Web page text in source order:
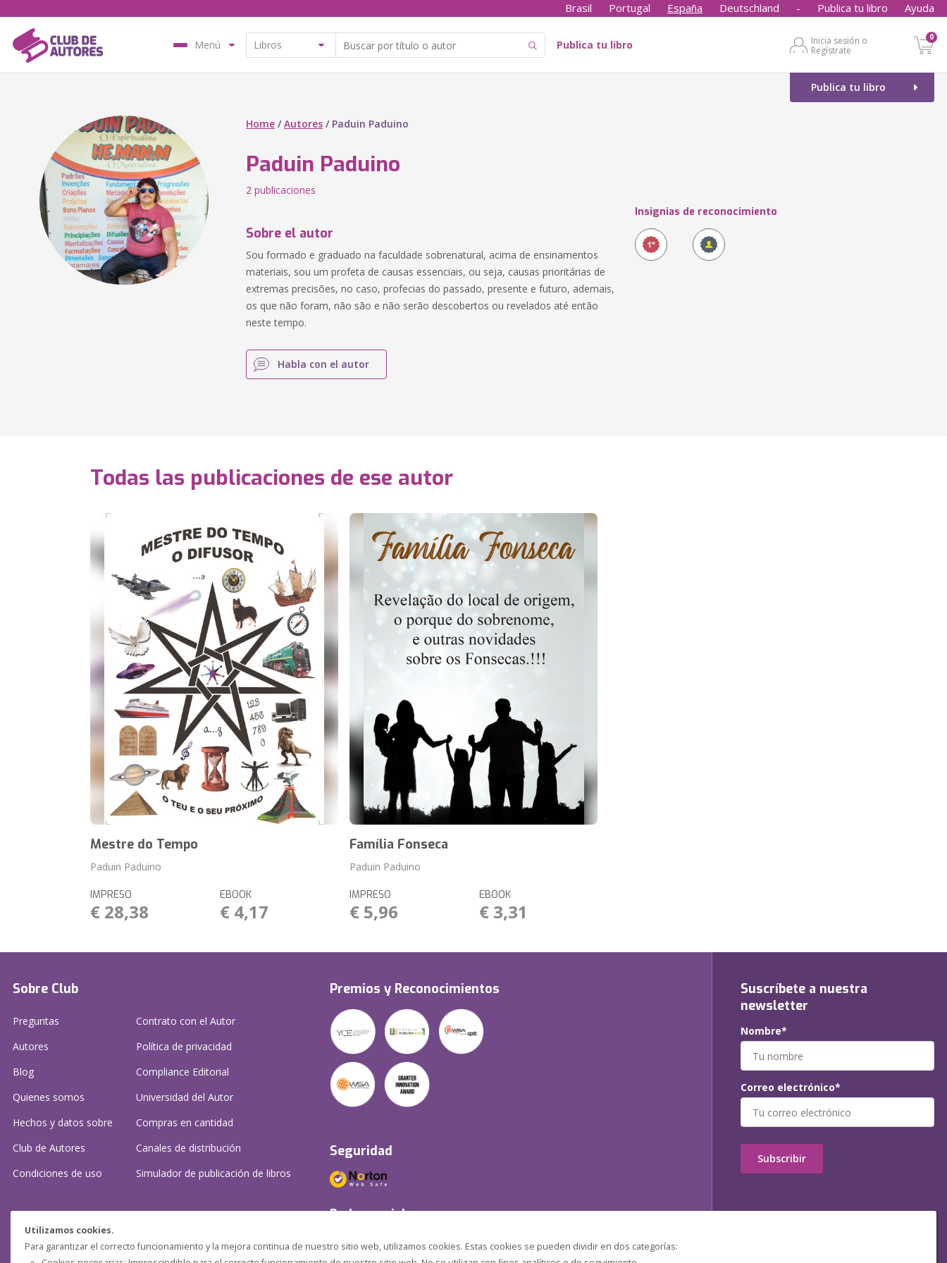
Utilizamos cookies.
Para garantizar el correcto funcionamiento y la mejora continua de nuestro sitio web, utilizamos cookies. Estas cookies se pueden dividir en dos categorías:
Brasil Portugal España Deutschland - Publica tu libro Ayuda
Menú Publica tu libro
Inicia sesión o
Regístrate
0
Publica tu libro
Home /Autores / Paduin Paduino
Paduin Paduino
2 publicaciones
Sobre el autor
Sou formado e graduado na faculdade sobrenatural, acima de ensinamentos
materiais, sou um profeta de causas essenciais, ou seja, causas prioritárias de
extremas precisões, no caso, profecias do passado, presente e futuro, ademais,
os que não foram, não são e não serão descobertos ou revelados até então
neste tempo.
Habla con el autor
Insignias de reconocimiento
Todas las publicaciones de ese autor
Mestre do Tempo
Paduin Paduino
IMPRESO
€ 28,38
EBOOK
€ 4,17
Família Fonseca
Paduin Paduino
IMPRESO
€ 5,96
EBOOK
€ 3,31
Sobre Club
Preguntas
Autores
Blog
Quienes somos
Hechos y datos sobre
Club de Autores
Condiciones de uso
Contrato con el Autor
Política de privacidad
Compliance Editorial
Universidad del Autor
Compras en cantidad
Canales de distribución
Simulador de publicación de libros
¿Necesitas ayuda?
Preguntas frecuentes
Premios y Reconocimientos
Seguridad
Redes sociales
Suscríbete a nuestra
newsletter
Nombre*
Correo electrónico*
Subscribir